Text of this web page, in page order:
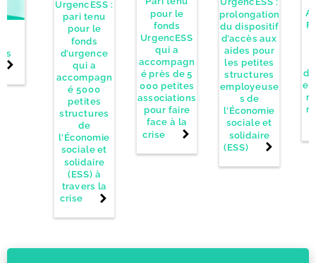
UrgencESS :
pari tenu
pour le
fonds
d’urgence
qui a
accompagn
é 5000
petites
structures
de
l’Économie
sociale et
solidaire
(ESS) à
travers la
crise
pour le
fonds
UrgencESS
qui a
accompagn
é près de 5
000 petites
associations
pour faire
face à la
crise
UrgencESS :
prolongation
du dispositif
d’accès aux
aides pour
les petites
structures
employeuse
s de
l’Économie
sociale et
solidaire
(ESS)